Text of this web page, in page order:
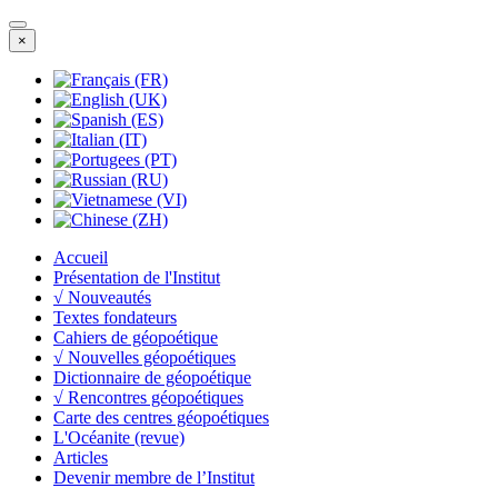
×
Accueil
Présentation de l'Institut
√ Nouveautés
Textes fondateurs
Cahiers de géopoétique
√ Nouvelles géopoétiques
Dictionnaire de géopoétique
√ Rencontres géopoétiques
Carte des centres géopoétiques
L'Océanite (revue)
Articles
Devenir membre de l’Institut